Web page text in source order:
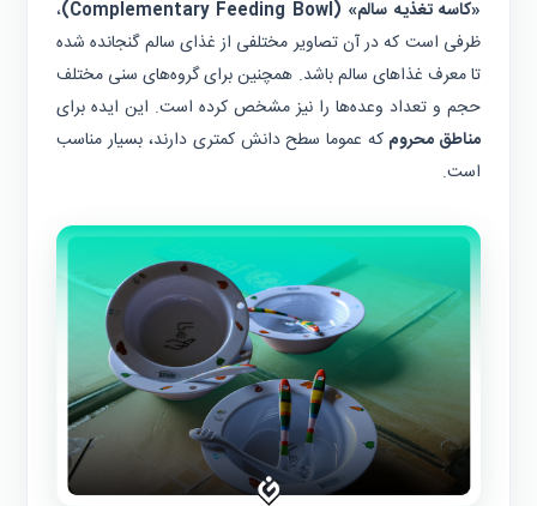
«کاسه تغذیه سالم» (Complementary Feeding Bowl)
،
ظرفی است که در آن تصاویر مختلفی از غذای سالم گنجانده شده
تا معرف غذاهای سالم باشد. همچنین برای گروه‌های سنی مختلف
حجم و تعداد وعده‌ها را نیز مشخص کرده است. این ایده برای
مناطق محروم که عموما سطح دانش کمتری دارند، بسیار مناسب
است.